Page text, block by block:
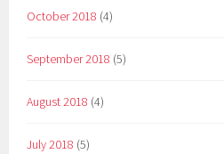
October 2018 (4)
September 2018 (5)
August 2018 (4)
July 2018 (5)